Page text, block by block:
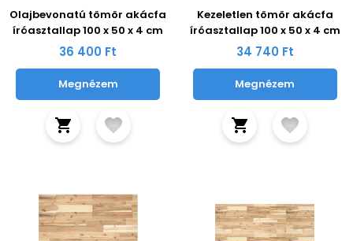
Olajbevonatú tömör akácfa
íróasztallap 100 x 50 x 4 cm
36 400 Ft
Megnézem
Kezeletlen tömör akácfa
íróasztallap 100 x 50 x 4 cm
34 740 Ft
Megnézem